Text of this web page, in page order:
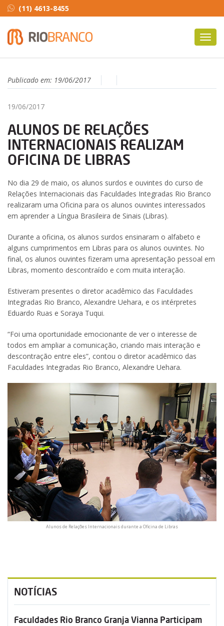
(11) 4613-8455
Publicado em: 19/06/2017
19/06/2017
ALUNOS DE RELAÇÕES
INTERNACIONAIS REALIZAM
OFICINA DE LIBRAS
No dia 29 de maio, os alunos surdos e ouvintes do curso de
Relações Internacionais das Faculdades Integradas Rio Branco
realizaram uma Oficina para os alunos ouvintes interessados
em aprender a Língua Brasileira de Sinais (Libras).
Durante a oficina, os alunos surdos ensinaram o alfabeto e
alguns cumprimentos em Libras para os alunos ouvintes. No
final, os alunos ouvintes fizeram uma apresentação pessoal em
Libras, momento descontraído e com muita interação.
Estiveram presentes o diretor acadêmico das Faculdades
Integradas Rio Branco, Alexandre Uehara, e os intérpretes
Eduardo Ruas e Soraya Tuqui.
“Foi uma oportunidade emocionante de ver o interesse de
todos em ampliar a comunicação, criando mais interação e
descontração entre eles”, contou o diretor acadêmico das
Faculdades Integradas Rio Branco, Alexandre Uehara.
Alunos de Relações Internacionais durante a Oficina de Libras
NOTÍCIAS
Faculdades Rio Branco Granja Vianna Participam